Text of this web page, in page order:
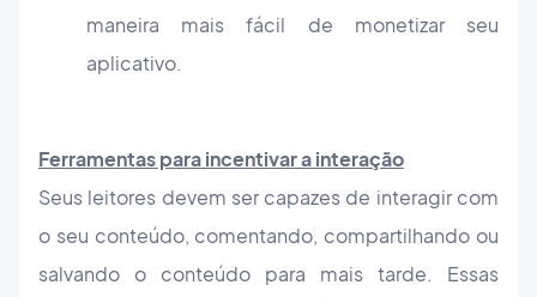
maneira mais fácil de monetizar seu
aplicativo.
Ferramentas para incentivar a interação
Seus leitores devem ser capazes de interagir com
o seu conteúdo, comentando, compartilhando ou
salvando o conteúdo para mais tarde. Essas